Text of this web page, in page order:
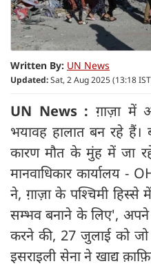
Written By: UN News
Updated:Sat, 2 Aug 2025 (13:18
UN News : ग़ाज़ा में
भयावह हालात बन रहे
कारण मौत के मुंह में जा
मानवाधिकार कार्यालय -
ने, ग़ाज़ा के पश्चिमी हिस्से
सम्भव बनाने के लिए', अपने
करने की, 27 जुलाई को
इसराइली सेना ने खाद्य